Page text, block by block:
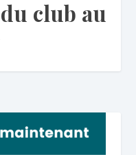
club au